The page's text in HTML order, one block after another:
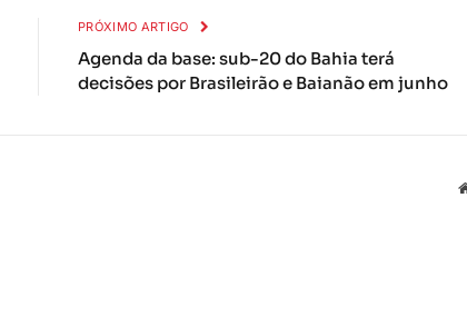
PRÓXIMO ARTIGO
Agenda da base: sub-20 do Bahia terá
decisões por Brasileirão e Baianão em junho